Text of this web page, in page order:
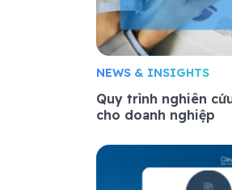
NEWS & INSIGHTS
Quy trình nghiên
cho doanh nghiệp